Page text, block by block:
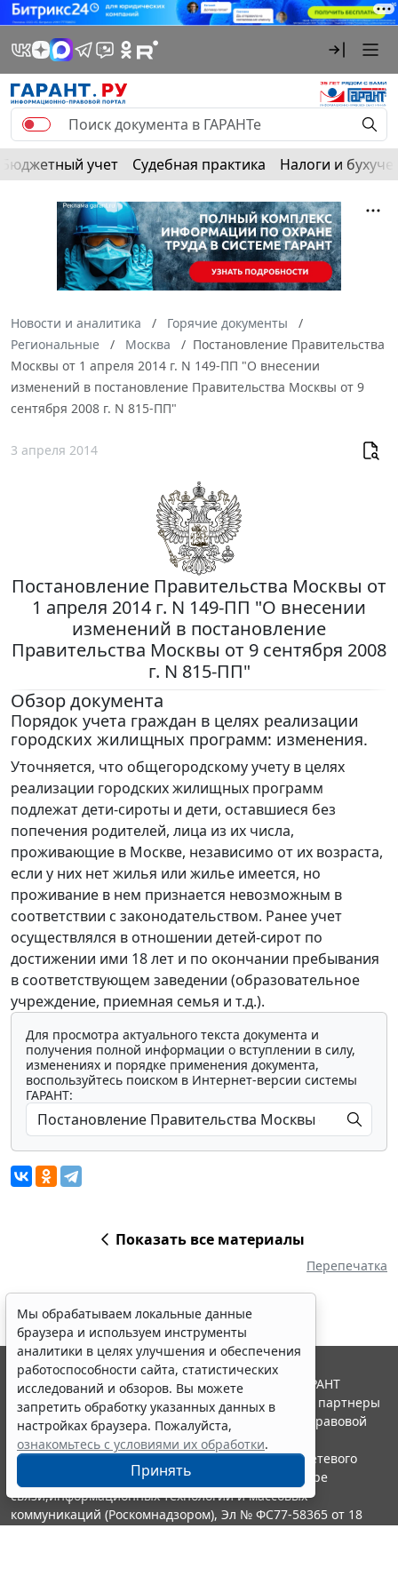
Бюджетный учет Судебная практика Налоги и
Новости и аналитика
Горячие документы
Региональные
Москва
Постановление Правительства
Москвы от 1 апреля 2014 г. N 149-ПП "О внесении
изменений в постановление Правительства Москвы от 9
сентября 2008 г. N 815-ПП"
3 апреля 2014
Постановление Правительства Москвы от
1 апреля 2014 г. N 149-ПП "О внесении
изменений в постановление
Правительства Москвы от 9 сентября 2008
г. N 815-ПП"
Обзор документа
Порядок учета граждан в целях реализации
городских жилищных программ: изменения.
Уточняется, что общегородскому учету в целях
реализации городских жилищных программ
подлежат дети-сироты и дети, оставшиеся без
попечения родителей, лица из их числа,
проживающие в Москве, независимо от их возраста,
если у них нет жилья или жилье имеется, но
проживание в нем признается невозможным в
соответствии с законодательством. Ранее учет
осуществлялся в отношении детей-сирот по
достижении ими 18 лет и по окончании пребывания
в соответствующем заведении (образовательное
учреждение, приемная семья и т.д.).
Для просмотра актуального текста документа и
получения полной информации о вступлении в силу,
изменениях и порядке применения документа,
воспользуйтесь поиском в Интернет-версии системы
ГАРАНТ:
Показать все материалы
Перепечатка
Мы обрабатываем локальные данные
браузера и используем инструменты
аналитики в целях улучшения и обеспечения
работоспособности сайта, статистических
исследований и обзоров. Вы можете
запретить обработку указанных данных в
настройках браузера. Пожалуйста,
ознакомьтесь с условиями их обработки.
Принять
© ООО "НПП "ГАРАНТ-СЕРВИС", 2026. Система ГАРАНТ
выпускается с 1990 года. Компания "Гарант" и ее партнеры
являются участниками Российской ассоциации правовой
информации ГАРАНТ.
Портал ГАРАНТ.РУ зарегистрирован в качестве сетевого
издания Федеральной службой по надзору в сфере
связи,информационных технологий и массовых
коммуникаций (Роскомнадзором), Эл № ФС77-58365 от 18